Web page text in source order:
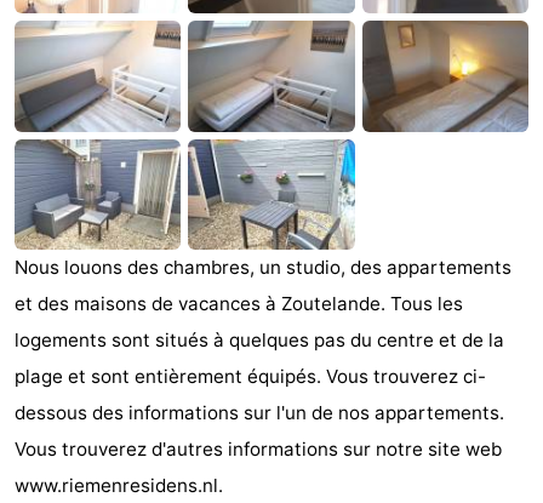
18
Kurhaus
-
Residentie
Soutelande
Campings
Chambre
d'hôtes
Chaumières
-
De
Zandput
-
Duinzicht
-
Joossesweg
-
Kustlicht
-
Nous louons des chambres, un studio, des appartements
et des maisons de vacances à Zoutelande. Tous les
logements sont situés à quelques pas du centre et de la
plage et sont entièrement équipés. Vous trouverez ci-
dessous des informations sur l'un de nos appartements.
Vous trouverez d'autres informations sur notre site web
www.riemenresidens.nl.